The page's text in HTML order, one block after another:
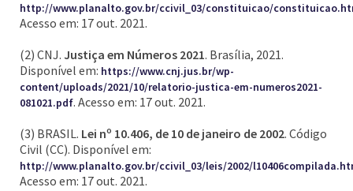
http://www.planalto.gov.br/ccivil_03/constituicao/
Acesso em: 17 out. 2021.
(2) CNJ. Justiça em Números 2021. Brasília, 2021.
Disponível em: https://www.cnj.jus.br/wp-
content/uploads/2021/10/relatorio-justica-em-numeros2021-
081021.pdf. Acesso em: 17 out. 2021.
(3) BRASIL. Lei nº 10.406, de 10 de janeiro de 2002. Código
Civil (CC). Disponível em:
http://www.planalto.gov.br/ccivil_03/leis/2002/
Acesso em: 17 out. 2021.